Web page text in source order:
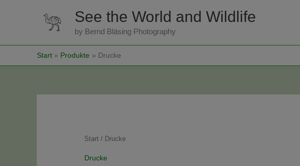
See the World and Wildlife
by Bernd Bläsing Photography
Start Produkte Drucke
Start / Drucke
Drucke